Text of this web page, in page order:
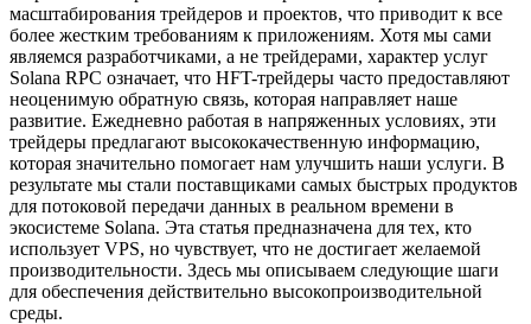
масштабирования трейдеров и проектов, что приводит к все
более жестким требованиям к приложениям. Хотя мы сами
являемся разработчиками, а не трейдерами, характер услуг
Solana RPC означает, что HFT-трейдеры часто предоставляют
неоценимую обратную связь, которая направляет наше
развитие. Ежедневно работая в напряженных условиях, эти
трейдеры предлагают высококачественную информацию,
которая значительно помогает нам улучшить наши услуги. В
результате мы стали поставщиками самых быстрых продуктов
для потоковой передачи данных в реальном времени в
экосистеме Solana. Эта статья предназначена для тех, кто
использует VPS, но чувствует, что не достигает желаемой
производительности. Здесь мы описываем следующие шаги
для обеспечения действительно высокопроизводительной
среды.